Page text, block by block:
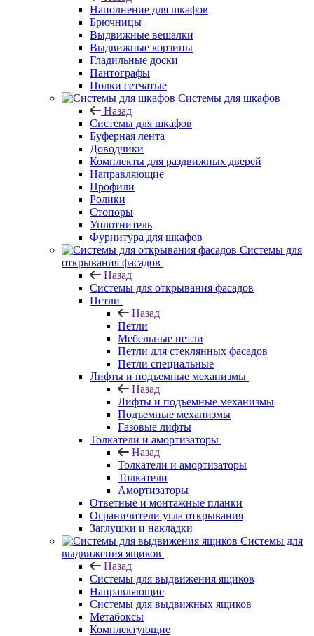
Наполнение для шкафов
Брючницы
Выдвижные вешалки
Выдвижные корзины
Гладильные доски
Пантографы
Полки сетчатые
Системы для шкафов
Назад
Системы для шкафов
Буферная лента
Доводчики
Комплекты для раздвижных дверей
Направляющие
Профили
Ролики
Стопоры
Уплотнитель
Фурнитура для шкафов
Системы для
открывания фасадов
Назад
Системы для открывания фасадов
Петли
Назад
Петли
Мебельные петли
Петли для стеклянных фасадов
Петли специальные
Лифты и подъемные механизмы
Назад
Лифты и подъемные механизмы
Подъемные механизмы
Газовые лифты
Толкатели и амортизаторы
Назад
Толкатели и амортизаторы
Толкатели
Амортизаторы
Ответные и монтажные планки
Ограничители угла открывания
Заглушки и накладки
Системы для
выдвижения ящиков
Назад
Системы для выдвижения ящиков
Направляющие
Системы для выдвижных ящиков
Метабоксы
Комплектующие